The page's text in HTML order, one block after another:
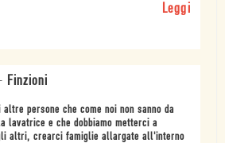
Leggi
Finzioni
altre persone che come noi non sanno da
lavatrice e che dobbiamo metterci a
altri, crearci famiglie allargate all'interno